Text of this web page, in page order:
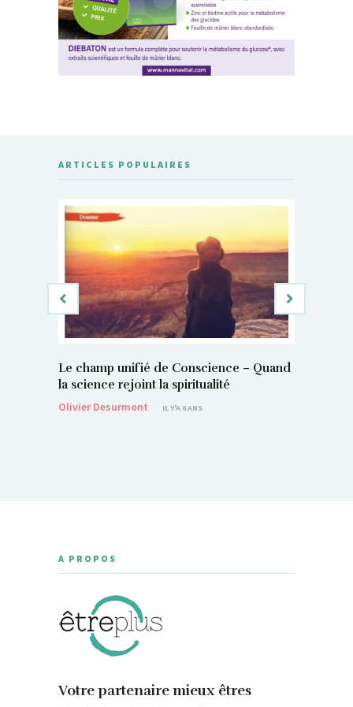
ARTICLES POPULAIRES
Le champ unifié de Conscience – Quand
la science rejoint la spiritualité
Olivier Desurmont
IL Y'A 6 ANS
A PROPOS
Votre partenaire mieux êtres